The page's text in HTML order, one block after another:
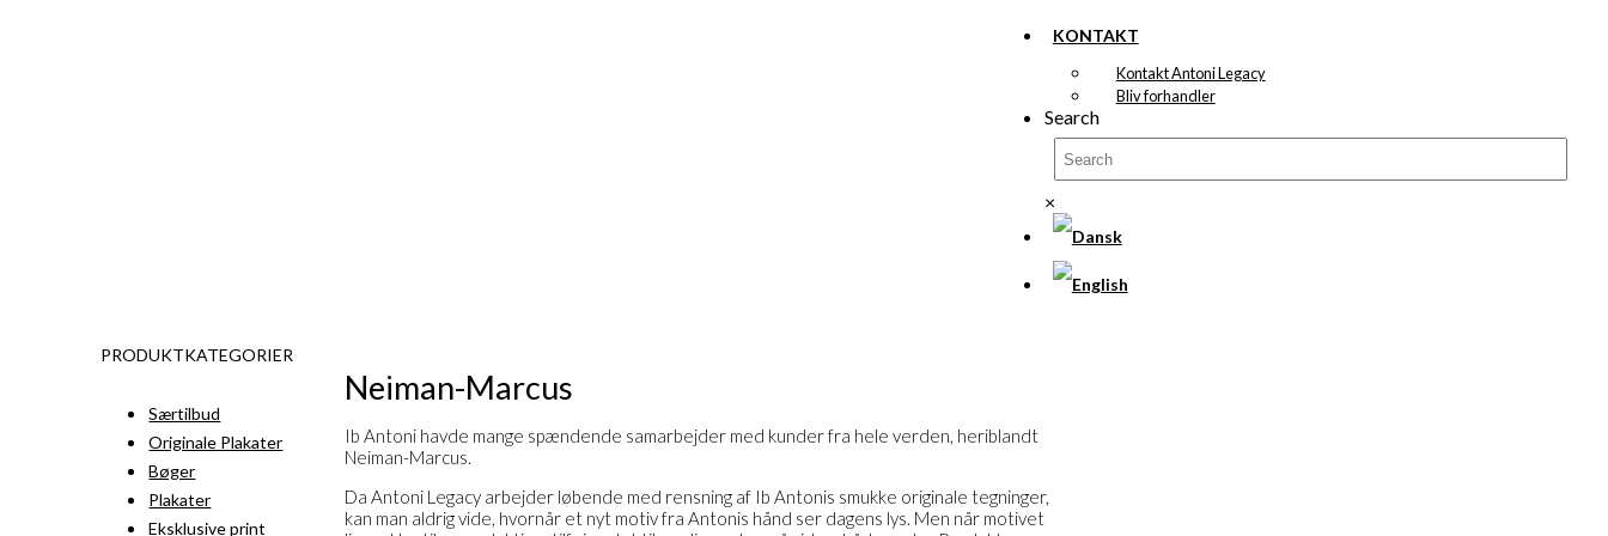
KONTAKT
Kontakt Antoni Legacy
Bliv forhandler
Search
×
Neiman-Marcus
Ib Antoni havde mange spændende samarbejder med kunder fra hele verden, heriblandt
Neiman-Marcus.
Da Antoni Legacy arbejder løbende med rensning af Ib Antonis smukke originale tegninger,
kan man aldrig vide, hvornår et nyt motiv fra Antonis hånd ser dagens lys. Men når motivet
PRODUKTKATEGORIER
Særtilbud
Originale Plakater
Bøger
Plakater
Eksklusive print